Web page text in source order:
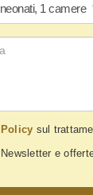
neonati, 1 camere
sul
e